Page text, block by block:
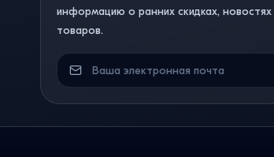
информацию о ранних скидках, новостях
товаров.